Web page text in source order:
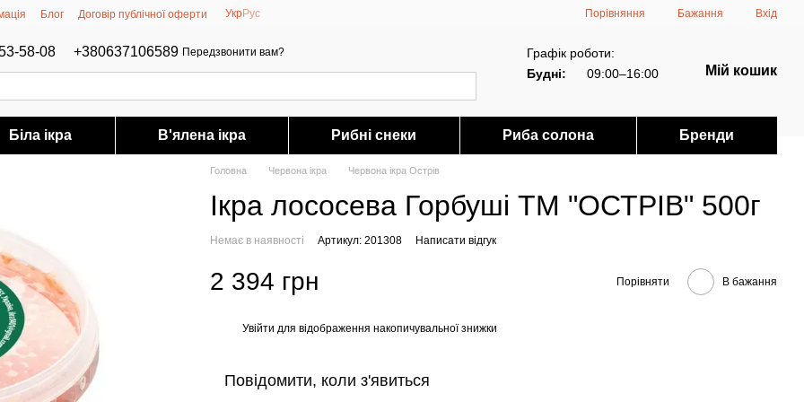
Блог Договір публічної оферти УкрРус Порівняння Бажання Вхід
58-08 +380637106589 Передзвонити вам?
Графік роботи:
Будні:
09:00–16:00 Мій кошик
Біла ікра В'ялена ікра Рибні снеки Риба солона Бренди
Головна Червона ікра Червона ікра Острів
Ікра лососева Горбуші ТМ "ОСТРІВ" 500г
Немає в наявності Артикул: 201308 Написати відгук
2 394 грн Порівняти В бажання
Увійти для відображення накопичувальної знижки
Повідомити, коли з'явиться